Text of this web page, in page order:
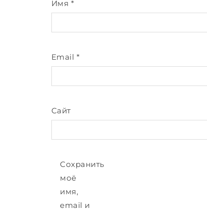
Имя *
Email *
Сайт
Сохранить
моё
имя,
email и